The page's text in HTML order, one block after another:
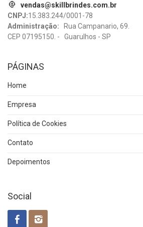
vendas@skillbrindes.com.br
CNPJ:15.383.244/0001-78
Administração: Rua Campanario, 69.
CEP 07195150. - Guarulhos - SP
PÁGINAS
Home
Empresa
Política de Cookies
Contato
Depoimentos
Social